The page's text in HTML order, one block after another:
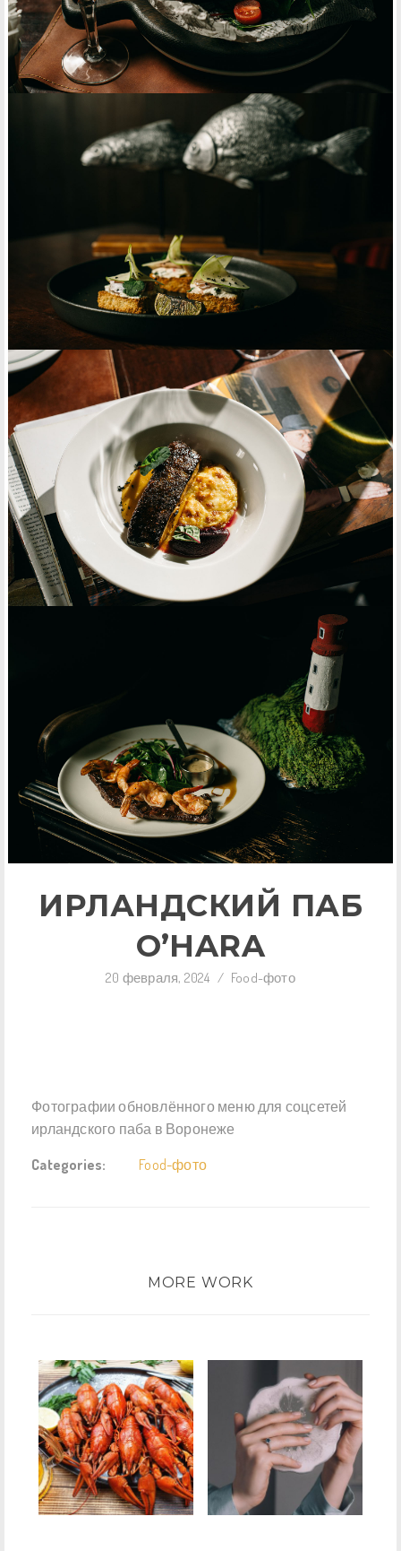
ИРЛАНДСКИЙ ПАБ
O’HARA
20 февраля, 2024 / Food-фото
Фотографии обновлённого меню для соцсетей
ирландского паба в Воронеже
Categories:
Food-фото
MORE WORK